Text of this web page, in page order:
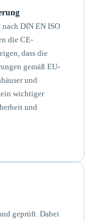
DIN EN ISO
die CE-
dass die
gemäß EU-
und
ein wichtiger
und
geprüft. Dabei